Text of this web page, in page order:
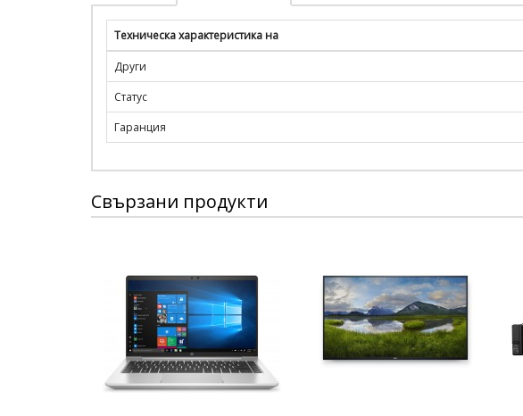
Техническа характеристика на
Други
Статус
Гаранция
Свързани продукти